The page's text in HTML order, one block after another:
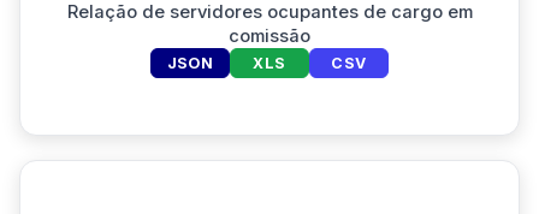
Relação de servidores ocupantes de cargo em
comissão
JSON XLS CSV